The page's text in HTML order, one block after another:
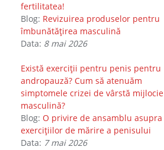
fertilitatea!
Blog: Revizuirea produselor pentru
îmbunătățirea masculină
Data: 8 mai 2026
Există exerciții pentru penis pentru
andropauză? Cum să atenuăm
simptomele crizei de vârstă mijlocie
masculină?
Blog: O privire de ansamblu asupra
exercițiilor de mărire a penisului
Data: 7 mai 2026